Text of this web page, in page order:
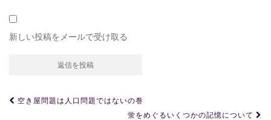
新しい投稿をメールで受け取る
投空き屋問題は人口問題ではないの巻
蛍をめぐるいくつかの記憶について